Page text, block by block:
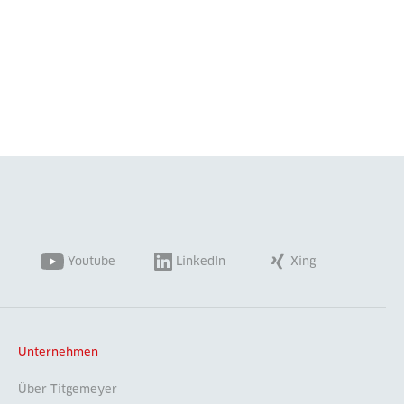
Youtube LinkedIn Xing
Unternehmen
Über Titgemeyer